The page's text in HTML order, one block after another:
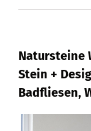
Natursteine
Stein +
Badfliesen,
Checken